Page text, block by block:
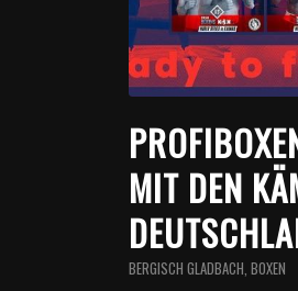
MIT DEN
BERGISCH GLADBACH,BOXEN